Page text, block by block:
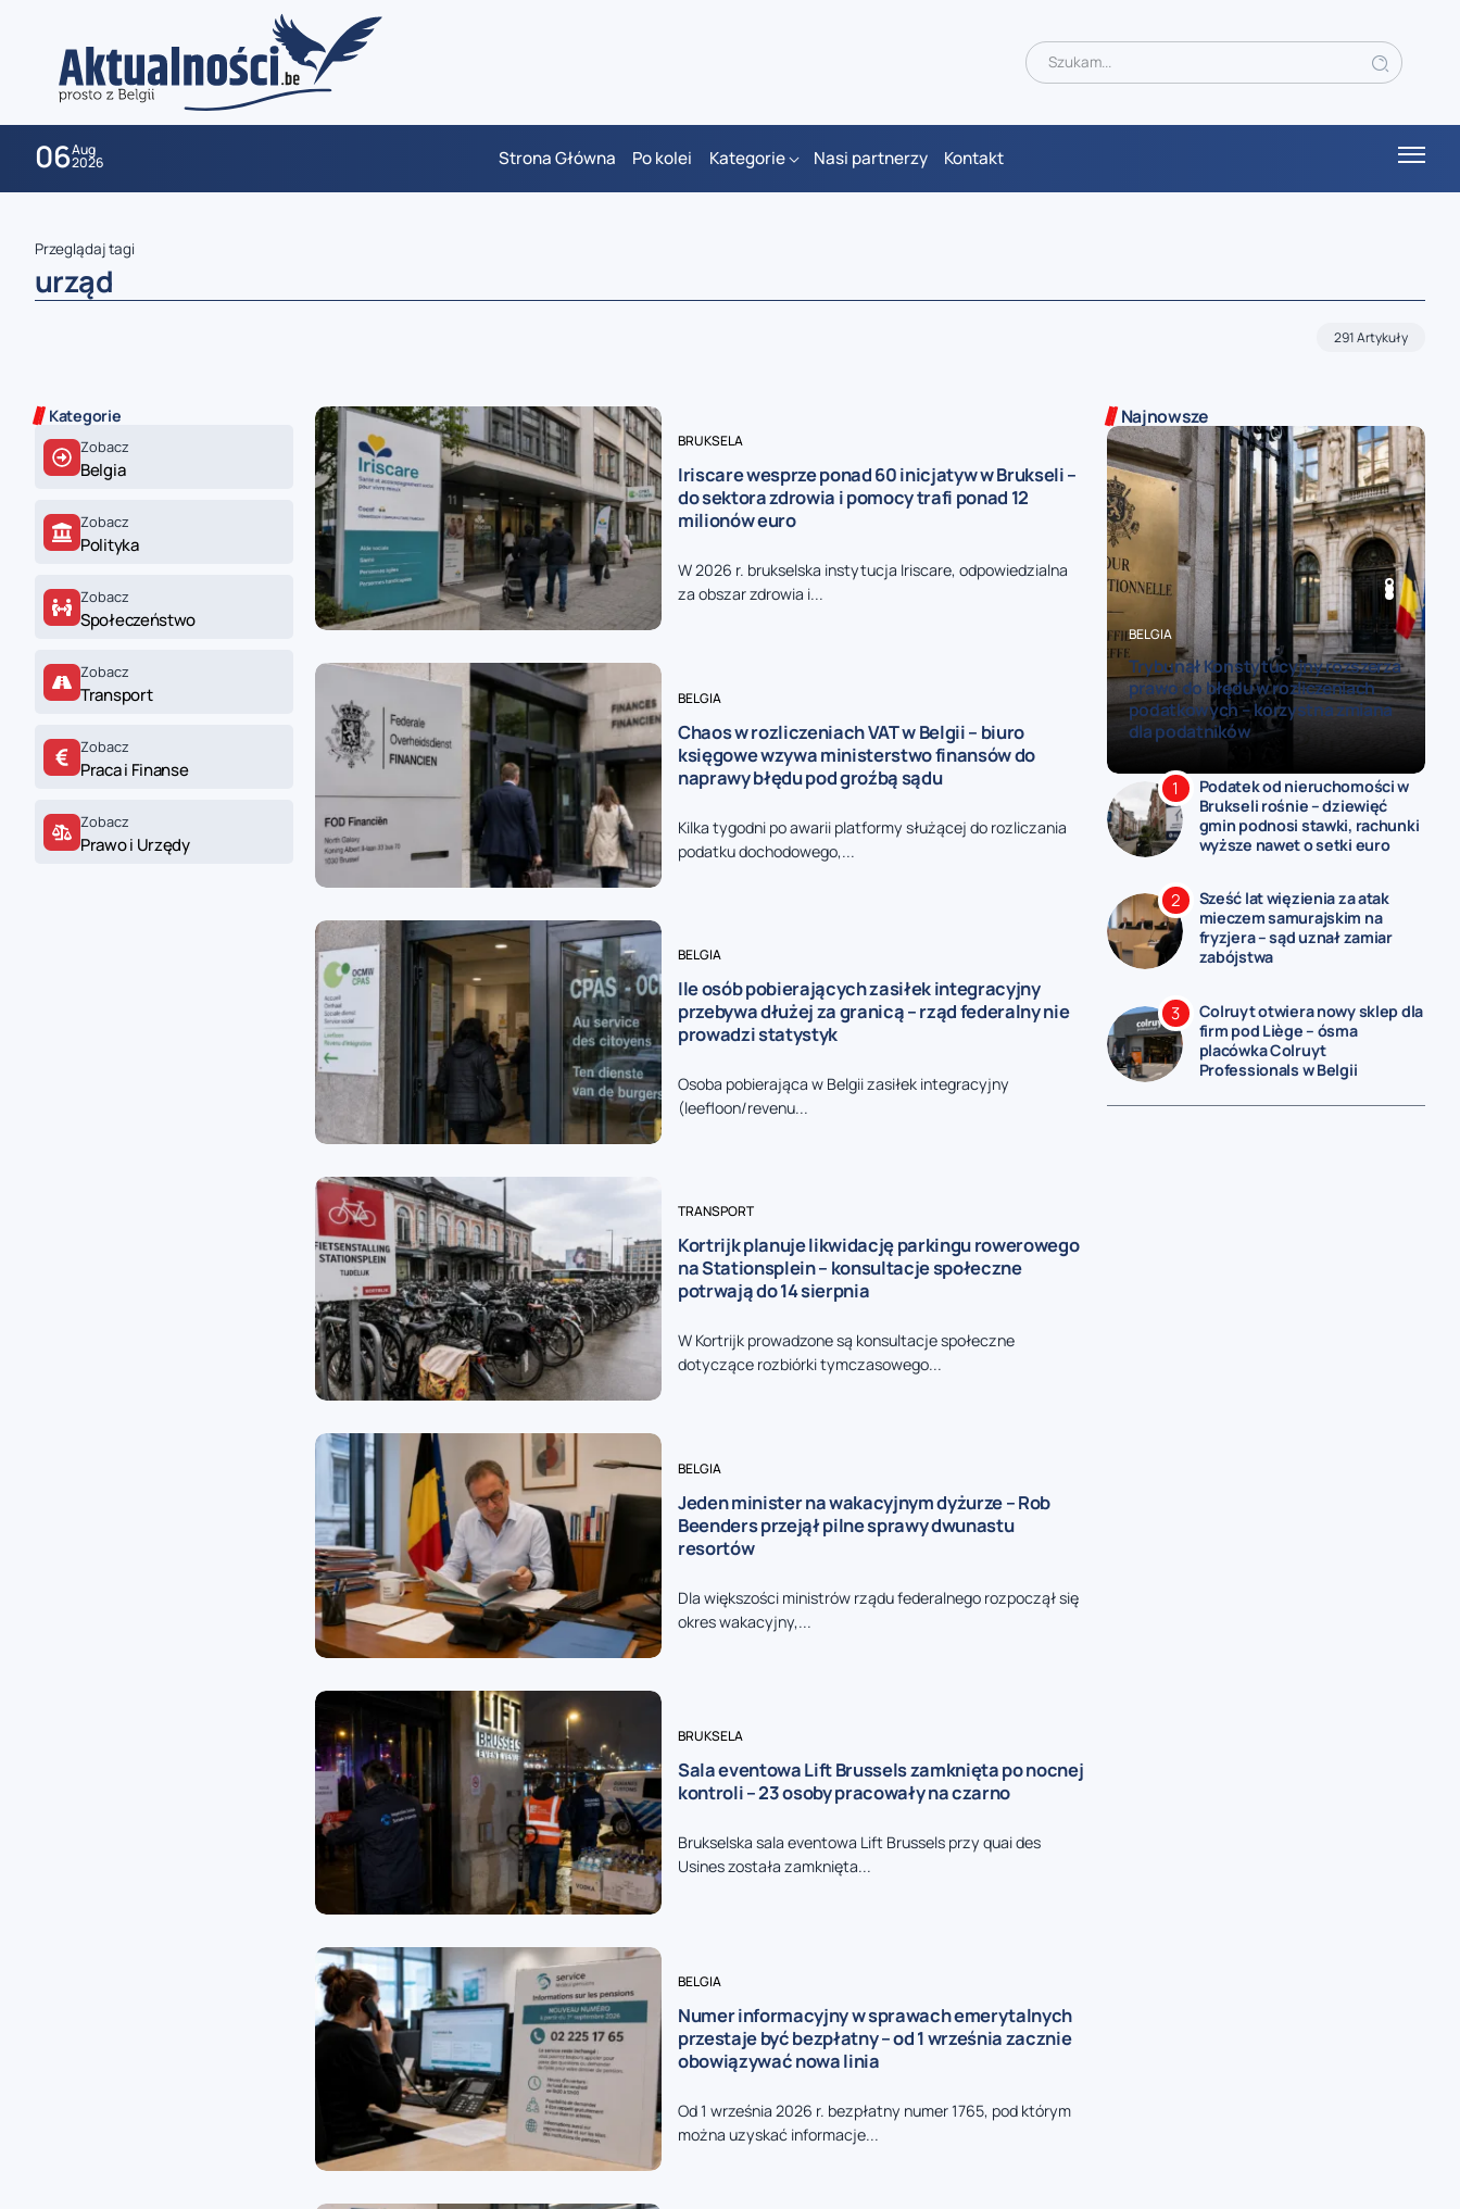
06Aug
2026 Strona Główna Po kolei Kategorie Nasi partnerzy Kontakt
zaobserwuj nas
zaobserwuj nas
zaobserwuj nas
zaobserwuj nas
zaobserwuj nas
Przeglądaj tagi
urząd
291 Artykuły
Kategorie
Zobacz
Belgia
Zobacz
Polityka
Zobacz
Społeczeństwo
Zobacz
Transport
Zobacz
Praca i Finanse
Zobacz
Prawo i Urzędy
BRUKSELA
Iriscare wesprze ponad 60 inicjatyw w Brukseli –
do sektora zdrowia i pomocy trafi ponad 12
milionów euro
W 2026 r. brukselska instytucja Iriscare, odpowiedzialna
za obszar zdrowia i...
BELGIA
Chaos w rozliczeniach VAT w Belgii – biuro
księgowe wzywa ministerstwo finansów do
naprawy błędu pod groźbą sądu
Kilka tygodni po awarii platformy służącej do rozliczania
podatku dochodowego,...
BELGIA
Ile osób pobierających zasiłek integracyjny
przebywa dłużej za granicą – rząd federalny nie
prowadzi statystyk
Osoba pobierająca w Belgii zasiłek integracyjny
(leefloon/revenu...
TRANSPORT
Kortrijk planuje likwidację parkingu rowerowego
na Stationsplein – konsultacje społeczne
potrwają do 14 sierpnia
W Kortrijk prowadzone są konsultacje społeczne
dotyczące rozbiórki tymczasowego...
BELGIA
Jeden minister na wakacyjnym dyżurze – Rob
Beenders przejął pilne sprawy dwunastu
resortów
Dla większości ministrów rządu federalnego rozpoczął się
okres wakacyjny,...
BRUKSELA
Sala eventowa Lift Brussels zamknięta po nocnej
kontroli – 23 osoby pracowały na czarno
Brukselska sala eventowa Lift Brussels przy quai des
Usines została zamknięta...
BELGIA
Numer informacyjny w sprawach emerytalnych
przestaje być bezpłatny – od 1 września zacznie
obowiązywać nowa linia
Od 1 września 2026 r. bezpłatny numer 1765, pod którym
można uzyskać informacje...
Najnowsze
Trybunał Konstytucyjny rozszerza
prawo do błędu w rozliczeniach
podatkowych – korzystna zmiana
dla podatników
BRUKSELA
Siedziba AXA Belgium zamknięta z
powodu skażenia wody –
pracownicy przeszli na pracę
zdalną
BRUKSELA
BELGIA
Podatek od nieruchomości w
Brukseli rośnie – dziewięć
gmin podnosi stawki, rachunki
wyższe nawet o setki euro
Sześć lat więzienia za atak
mieczem samurajskim na
fryzjera – sąd uznał zamiar
zabójstwa
Colruyt otwiera nowy sklep dla
firm pod Liège – ósma
placówka Colruyt
Professionals w Belgii